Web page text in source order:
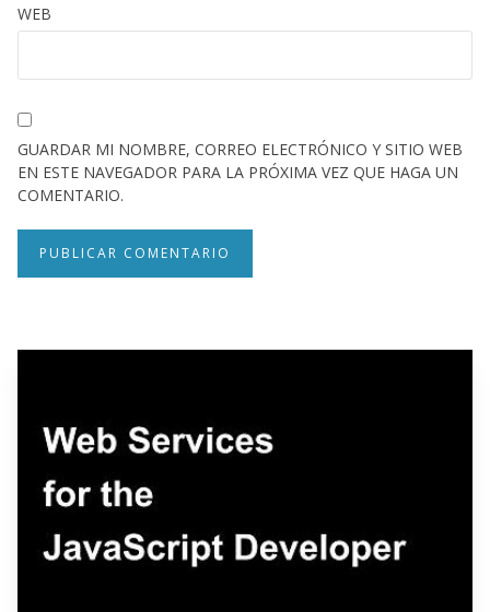
WEB
GUARDAR MI NOMBRE, CORREO ELECTRÓNICO Y SITIO WEB
EN ESTE NAVEGADOR PARA LA PRÓXIMA VEZ QUE HAGA UN
COMENTARIO.